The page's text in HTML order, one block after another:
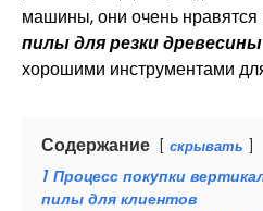
машины, они очень
пилы для резки древесины
хорошими инструментами
Содержание скрывать
1 Процесс покупки
пилы для клиентов